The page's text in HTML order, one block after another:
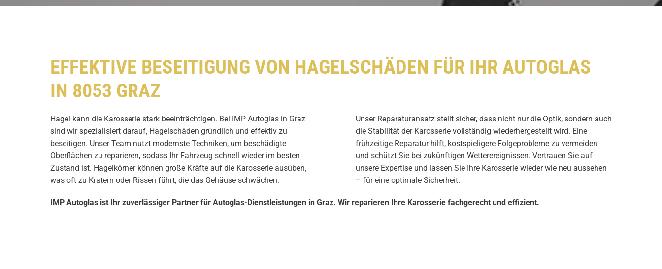
EFFEKTIVE BESEITIGUNG VON HAGELSCHÄDEN FÜR IHR AUTOGLAS
IN 8053 GRAZ
Hagel kann die Karosserie stark beeinträchtigen. Bei IMP Autoglas in Graz
sind wir spezialisiert darauf, Hagelschäden gründlich und effektiv zu
beseitigen. Unser Team nutzt modernste Techniken, um beschädigte
Oberflächen zu reparieren, sodass Ihr Fahrzeug schnell wieder im besten
Zustand ist. Hagelkörner können große Kräfte auf die Karosserie ausüben,
was oft zu Kratern oder Rissen führt, die das Gehäuse schwächen.
Unser Reparaturansatz stellt sicher, dass nicht nur die Optik, sondern auch
die Stabilität der Karosserie vollständig wiederhergestellt wird. Eine
frühzeitige Reparatur hilft, kostspieligere Folgeprobleme zu vermeiden
und schützt Sie bei zukünftigen Wetterereignissen. Vertrauen Sie auf
unsere Expertise und lassen Sie Ihre Karosserie wieder wie neu aussehen
– für eine optimale Sicherheit.
IMP Autoglas ist Ihr zuverlässiger Partner für Autoglas-Dienstleistungen in Graz. Wir reparieren Ihre Karosserie fachgerecht und effizient.